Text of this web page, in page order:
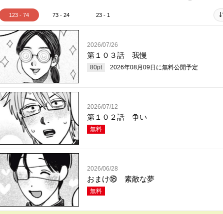
123 - 74 73 - 24 23 - 1
2026/07/26
第１０３話 我慢
80pt 2026年08月09日 に無料公開予定
2026/07/12
第１０２話 争い
無料
2026/06/28
おまけ⑱ 素敵な夢
無料